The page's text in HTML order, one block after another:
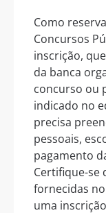
Como
Concursos
inscrição,
da banca
concurso ou
indicado no
precisa
pessoais,
pagamento
Certifique-se
fornecidas
uma